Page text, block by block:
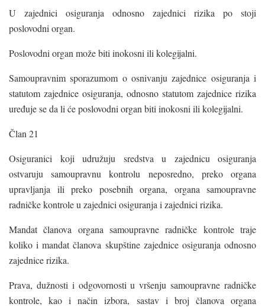
U zajednici osiguranja odnosno zajednici rizika po stoji
poslovodni organ.
Poslovodni organ može biti inokosni ili kolegijalni.
Samoupravnim sporazumom o osnivanju zajednice osiguranja i
statutom zajednice osiguranja, odnosno statutom zajednice rizika
uređuje se da li će poslovodni organ biti inokosni ili kolegijalni.
Član 21
Osiguranici koji udružuju sredstva u zajednicu osiguranja
ostvaruju samoupravnu kontrolu neposredno, preko organa
upravljanja ili preko posebnih organa, organa samoupravne
radničke kontrole u zajednici osiguranja i zajednici rizika.
Mandat članova organa samoupravne radničke kontrole traje
koliko i mandat članova skupštine zajednice osiguranja odnosno
zajednice rizika.
Prava, dužnosti i odgovornosti u vršenju samoupravne radničke
kontrole, kao i način izbora, sastav i broj članova organa